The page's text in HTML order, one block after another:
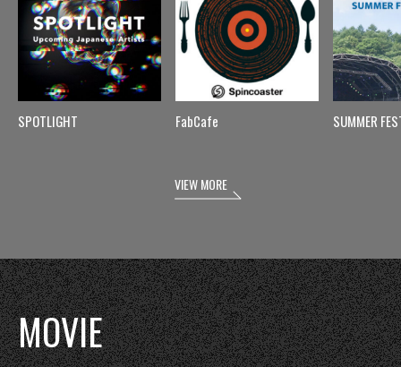
SPOTLIGHT FabCafe SUMMER
VIEW MORE
MOVIE